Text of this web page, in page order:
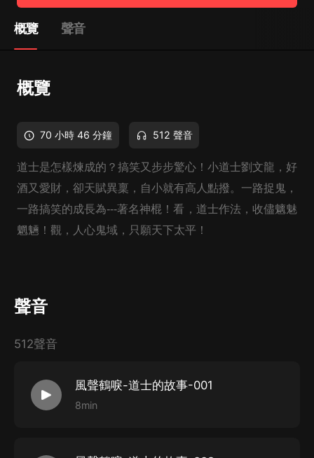
概覽 聲音
概覽
70 小時 46 分鐘 512 聲音
道士是怎樣煉成的？搞笑又步步驚心！小道士劉文龍，好
酒又愛財，卻天賦異稟，自小就有高人點撥。一路捉鬼，
一路搞笑的成長為---著名神棍！看，道士作法，收儘魑魅
魍魎！觀，人心鬼域，只願天下太平！
聲音
512聲音
風聲鶴唳-道士的故事-001
8min